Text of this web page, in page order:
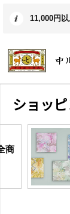
11,000円
ショッ
商